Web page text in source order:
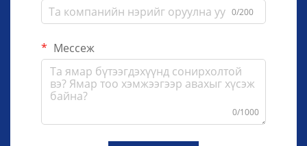
0/200
Мессеж
0/1000